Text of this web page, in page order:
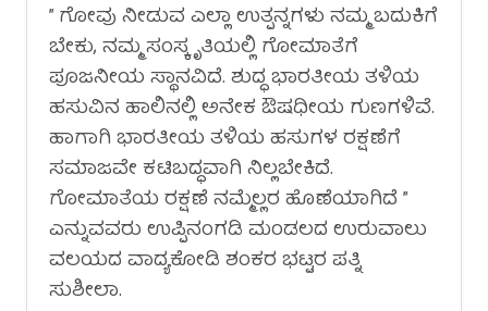
” ಗೋವು ನೀಡುವ ಎಲ್ಲಾ ಉತ್ಪನ್ನಗಳು ನಮ್ಮ ಬದುಕಿಗೆ
ಬೇಕು, ನಮ್ಮ ಸಂಸ್ಕೃತಿಯಲ್ಲಿ ಗೋಮಾತೆಗೆ
ಪೂಜನೀಯ ಸ್ಥಾನವಿದೆ. ಶುದ್ಧ ಭಾರತೀಯ ತಳಿಯ
ಹಸುವಿನ ಹಾಲಿನಲ್ಲಿ ಅನೇಕ ಔಷಧೀಯ ಗುಣಗಳಿವೆ.
ಹಾಗಾಗಿ ಭಾರತೀಯ ತಳಿಯ ಹಸುಗಳ ರಕ್ಷಣೆಗೆ
ಸಮಾಜವೇ ಕಟಿಬದ್ಧವಾಗಿ ನಿಲ್ಲಬೇಕಿದೆ.
ಗೋಮಾತೆಯ ರಕ್ಷಣೆ ನಮ್ಮೆಲ್ಲರ ಹೊಣೆಯಾಗಿದೆ ”
ಎನ್ನುವವರು ಉಪ್ಪಿನಂಗಡಿ ಮಂಡಲದ ಉರುವಾಲು
ವಲಯದ ವಾದ್ಯಕೋಡಿ ಶಂಕರ ಭಟ್ಟರ ಪತ್ನಿ
ಸುಶೀಲಾ.